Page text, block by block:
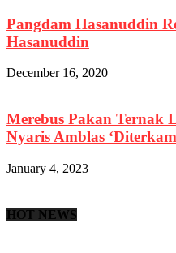
Pangdam Hasanuddin
Hasanuddin
December 16, 2020
Merebus Pakan Ternak
Nyaris Amblas
January 4, 2023
HOT NEWS